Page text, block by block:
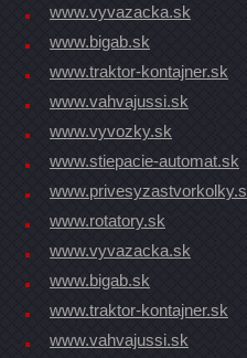
www.vyvazacka.sk
www.bigab.sk
www.traktor-kontajner.sk
www.vahvajussi.sk
www.vyvozky.sk
www.stiepacie-automat.sk
www.rotatory.sk
www.vyvazacka.sk
www.bigab.sk
www.traktor-kontajner.sk
www.vahvajussi.sk